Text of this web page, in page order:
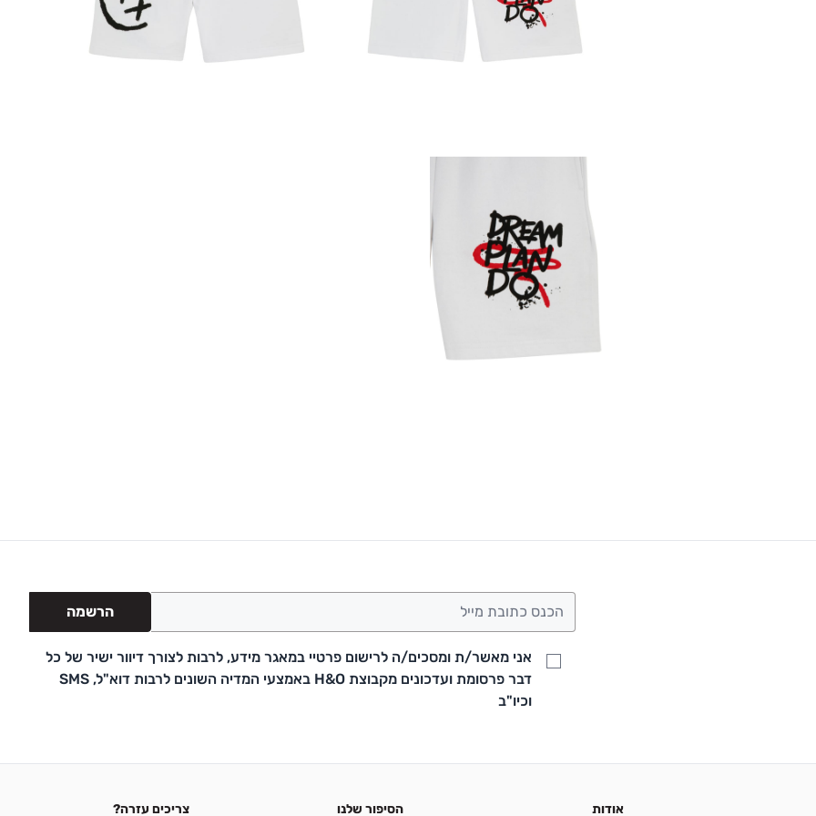
בצ'אט באתר
הרשמה
אני מאשר/ת ומסכים/ה לרישום פרטיי במאגר מידע, לרבות לצורך דיוור ישיר של כל
דבר פרסומת ועדכונים מקבוצת H&O באמצעי המדיה השונים לרבות דוא"ל, SMS
וכיו"ב
אודות הסיפור שלנו צריכים עזרה?